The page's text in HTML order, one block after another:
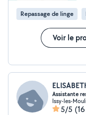
Repassage de linge
Voir le
Assistante
Issy-les-
5/5